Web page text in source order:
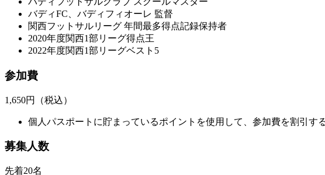
バディFC、バディフィオーレ 監督
関西フットサルリーグ 年間最多得点記録保持者
2020年度関西1部リーグ得点王
2022年度関西1部リーグベスト5
参加費
1,650円（税込）
個人パスポートに貯まっているポイントを使用して、参加費を割引す
募集人数
先着20名